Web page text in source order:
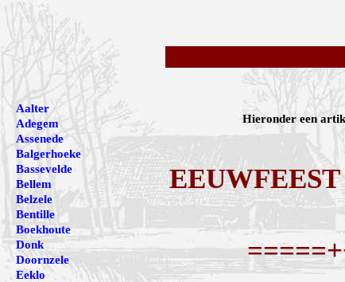
Hieronder een
Aalter
Adegem
Assenede
Balgerhoeke
Bassevelde
Bellem
Belzele
Bentille
Boekhoute
Donk
Doornzele
Eeklo